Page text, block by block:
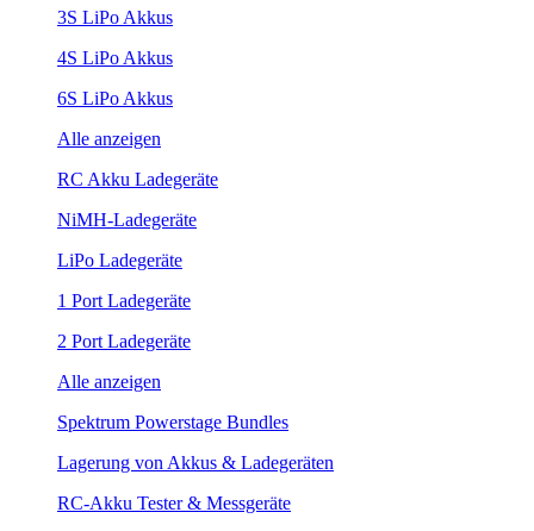
3S LiPo Akkus
4S LiPo Akkus
6S LiPo Akkus
Alle anzeigen
RC Akku Ladegeräte
NiMH-Ladegeräte
LiPo Ladegeräte
1 Port Ladegeräte
2 Port Ladegeräte
Alle anzeigen
Spektrum Powerstage Bundles
Lagerung von Akkus & Ladegeräten
RC-Akku Tester & Messgeräte